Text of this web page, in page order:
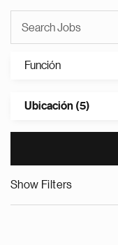
Función
Ubicación (5)
Show Filters